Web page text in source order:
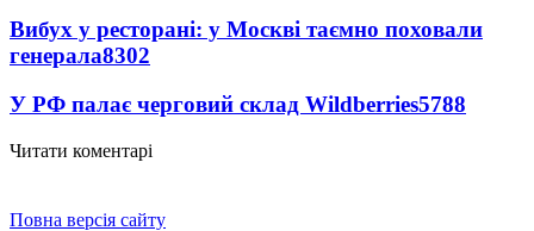
Вибух у ресторані: у Москві таємно поховали
генерала8302
У РФ палає черговий склад Wildberries5788
Читати коментарі
Повна версія сайту